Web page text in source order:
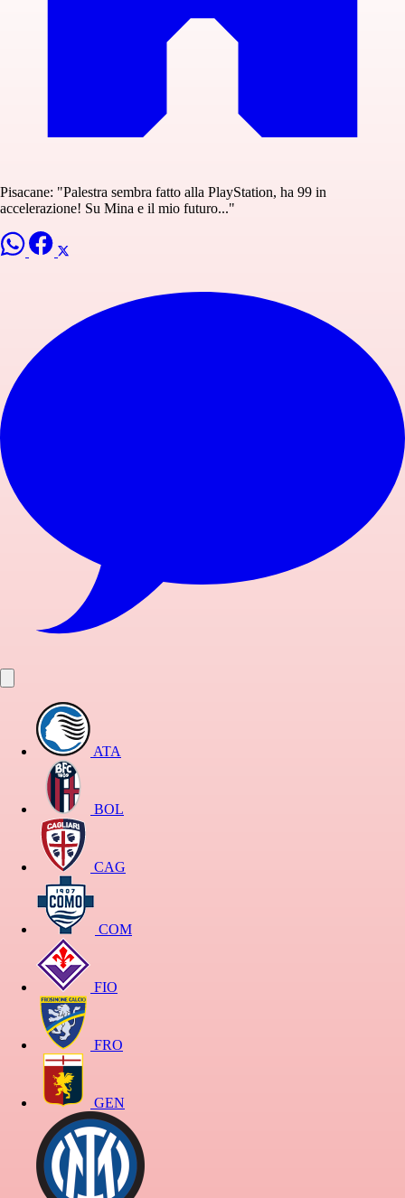
Pisacane: "Palestra sembra fatto alla PlayStation, ha 99 in
accelerazione! Su Mina e il mio futuro..."
ATA
BOL
CAG
COM
FIO
FRO
GEN